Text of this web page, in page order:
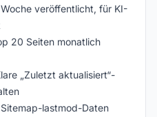
veröffentlicht, für KI-
20 Seiten monatlich
„Zuletzt aktualisiert“-
lastmod-Daten